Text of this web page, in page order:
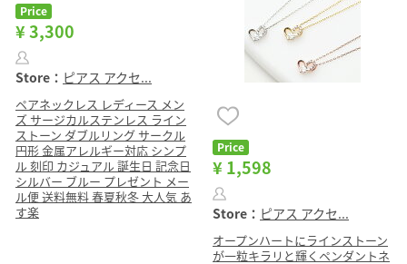
Price
¥ 3,300
Store： ピアス アクセ...
ペアネックレス レディース メン
ズ サージカルステンレス ライン
ストーン ダブルリング サークル
円形 金属アレルギー対応 シンプ
ル 刻印 カジュアル 誕生日 記念日
シルバー ブルー プレゼント メー
ル便 送料無料 春夏秋冬 大人気 あ
す楽
Price
¥ 1,598
Store： ピアス アクセ...
オープンハートにラインストーン
が一粒キラリと輝くペンダントネ